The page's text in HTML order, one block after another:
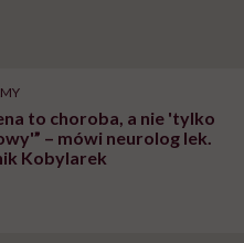
to choroba, a nie 'tylko
– mówi neurolog lek.
Kobylarek